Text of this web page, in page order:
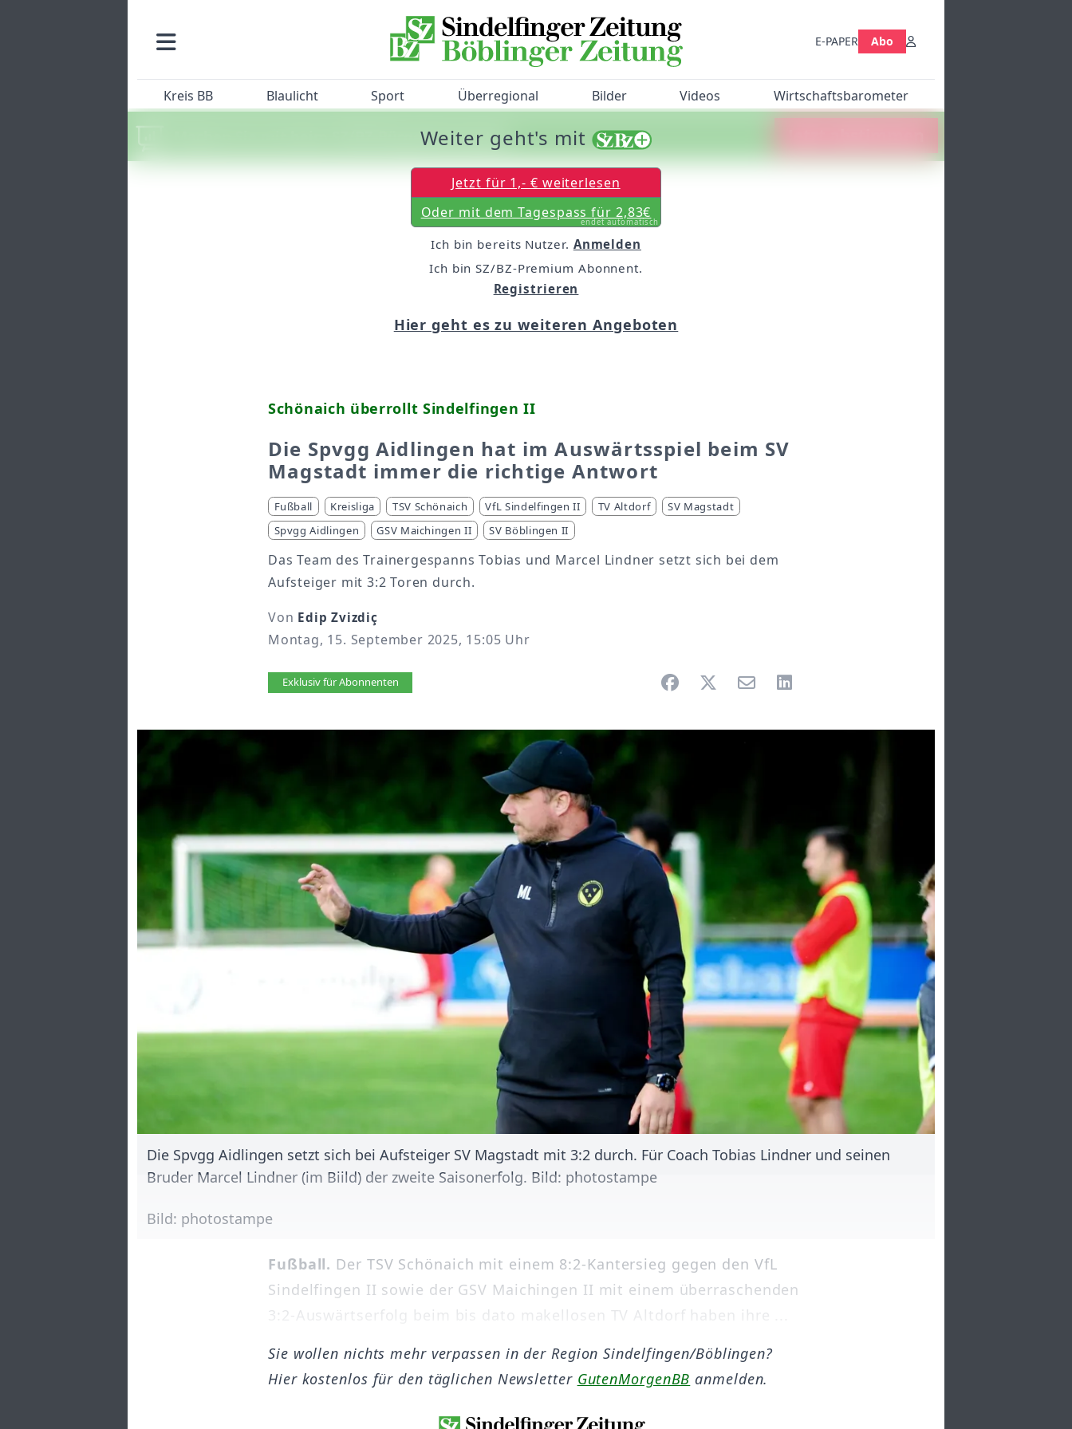
E-PAPER Abo
Kreis BB Blaulicht Sport Überregional Bilder Videos Wirtschaftsbarometer
Machen Sie mit beim SZ/BZ-Bürgerbarometer!
Schönaich überrollt Sindelfingen II
Die Spvgg Aidlingen hat im Auswärtsspiel beim SV
Magstadt immer die richtige Antwort
Fußball Kreisliga TSV Schönaich VfL Sindelfingen II TV Altdorf
SV Magstadt
Spvgg Aidlingen
GSV Maichingen II SV Böblingen II
Das Team des Trainergespanns Tobias und Marcel Lindner setzt sich bei dem
Aufsteiger mit 3:2 Toren durch.
Von Edip Zvizdiç
Montag, 15. September 2025, 15:05 Uhr
Artikel vorlesen
Exklusiv für Abonnenten
Die Spvgg Aidlingen setzt sich bei Aufsteiger SV Magstadt mit 3:2 durch. Für Coach Tobias Lindner und seinen
Bruder Marcel Lindner (im Biild) der zweite Saisonerfolg. Bild: photostampe
Bild: photostampe
Fußball. Der TSV Schönaich mit einem 8:2-Kantersieg gegen den VfL
Sindelfingen II sowie der GSV Maichingen II mit einem überraschenden
3:2-Auswärtserfolg beim bis dato makellosen TV Altdorf haben ihre ...
Weiter geht's mit
Jetzt für 1,- € weiterlesen
Oder mit dem Tagespass für 2,83€
endet automatisch
Ich bin bereits Nutzer. Anmelden
Ich bin SZ/BZ-Premium Abonnent.
Registrieren
Hier geht es zu weiteren Angeboten
Sie wollen nichts mehr verpassen in der Region Sindelfingen/Böblingen?
Hier kostenlos für den täglichen Newsletter GutenMorgenBB anmelden.